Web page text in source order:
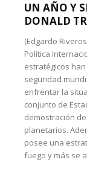
UN AÑO Y
DONALD
(Edgardo
Política
estratégicos
seguridad
enfrentar la
conjunto de
demostración
planetarios.
posee una
fuego y más se